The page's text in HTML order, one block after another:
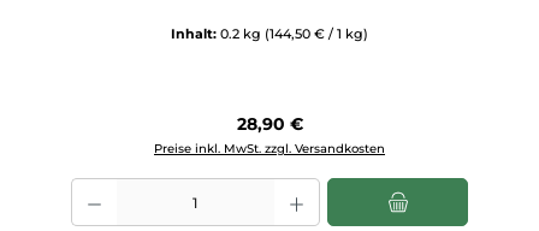
Inhalt: 0.2 kg (144,50 € / 1 kg)
Regulärer Preis:
28,90 €
Preise inkl. MwSt. zzgl. Versandkosten
Produkt Anzahl: Gib den gewünschten Wert ein oder benutze die